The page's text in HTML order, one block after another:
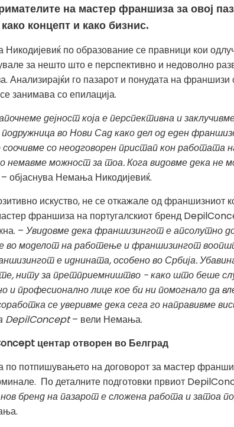
на мастер франшиза за овој
концепт и како бизнис.
по образование се правници кои
за нешто што е перспективно и недоволно
Анализирајќи го пазарот и понудата на франшизи
занимава со епилација.
дејност која е перспективна и
во Нови Сад како дел од еден
соочивме со неодговорен пристап кон
немавме можност за тоа. Кога видовме дека не
– објаснува Немања Никодијевиќ.
искуство, не се откажале од франшизниот
франшиза на португалскиот бренд
– Увидовме дека франшизингот е апсолутно
во моделот на работење и франшизингот
е иднината, особено во Србија.
ниту за претприемништво - како што беше
и професионално лице кое би ни помогнало да
се уверивме дека сега го направивме
DepilConcept– вели Немања.
центар отворен во Белград
потпишувањето на договорот за мастер
По деталните подготовки првиот
бренд на пазарот е сложена работа и затоа